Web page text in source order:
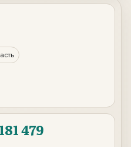
181 479